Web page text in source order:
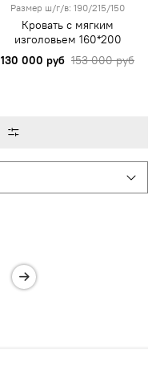
Размер ш/г/в: 190/215/150
Кровать с мягким
изголовьем 160*200
130 000 руб 153 000 руб